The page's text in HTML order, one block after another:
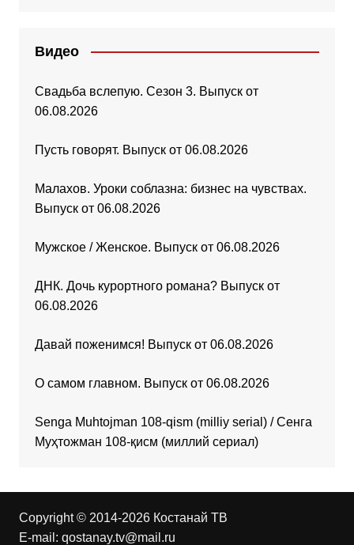
Видео
Свадьба вслепую. Сезон 3. Выпуск от
06.08.2026
Пусть говорят. Выпуск от 06.08.2026
Малахов. Уроки соблазна: бизнес на чувствах.
Выпуск от 06.08.2026
Мужское / Женское. Выпуск от 06.08.2026
ДНК. Дочь курортного романа? Выпуск от
06.08.2026
Давай поженимся! Выпуск от 06.08.2026
О самом главном. Выпуск от 06.08.2026
Senga Muhtojman 108-qism (milliy serial) / Сенга
Муҳтожман 108-қисм (миллий сериал)
Copyright © 2014-2026 Костанай ТВ
E-mail: qostanay.tv@mail.ru